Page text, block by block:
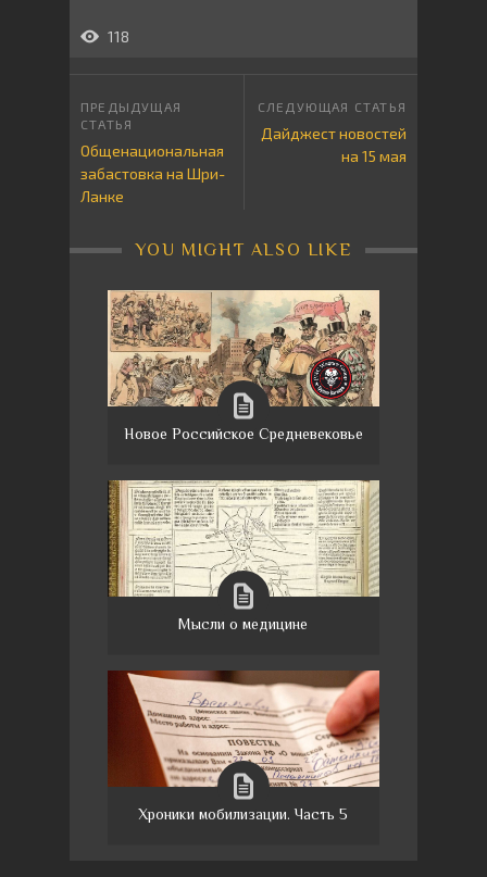
118
Общенациональная
забастовка на Шри-
Ланке
Дайджест новостей
на 15 мая
YOU MIGHT ALSO LIKE
Новое Российское Средневековье
Мысли о медицине
Хроники мобилизации. Часть 5